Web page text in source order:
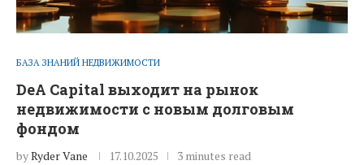
БАЗА ЗНАНИЙ НЕДВИЖИМОСТИ
DeA Capital выходит на рынок
недвижимости с новым долговым
фондом
byRyder Vane 17.10.2025 3 minutes read